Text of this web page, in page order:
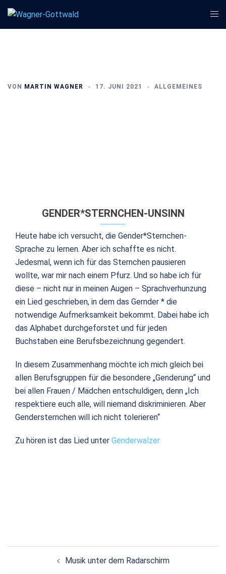
Zum
Inhalt
springen
VON MARTIN WAGNER 17. JUNI 2021 ALLGEMEINES
GENDER*STERNCHEN-UNSINN
Heute habe ich versucht, die Gender*Sternchen-
Sprache zu lernen. Aber ich schaffte es nicht.
Jedesmal, wenn ich für das Sternchen pausieren
wollte, war mir nach einem Pfurz. Und so habe ich für
diese – nicht nur in meinen Augen – Sprachverhunzung
ein Lied geschrieben, in dem das Gernder * die
notwendige Aufmerksamkeit bekommt. Dabei habe ich
das Alphabet durchgeforstet und für jeden
Buchstaben eine Berufsbezeichnung gegendert.
In diesem Zusammenhang möchte ich mich gleich bei
allen Berufsgruppen für die besondere „Genderung“ und
bei allen Frauen / Mädchen entschuldigen, denn „Ich
respektiere euch alle, will niemand diskriminieren. Aber
Gendersternchen will ich nicht tolerieren“
Zu hören ist das Lied unter Genderwalzer
Musik unter dem Radarschirm